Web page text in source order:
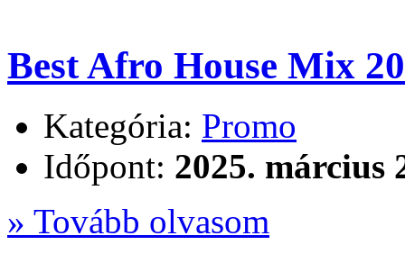
Best Afro House Mix
Kategória: Promo
Időpont: 2025. március
» Tovább olvasom